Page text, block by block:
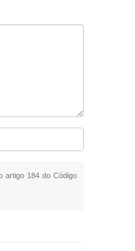
artigo 184 do Código